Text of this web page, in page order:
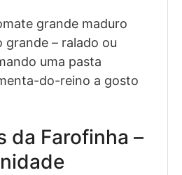
grande maduro
grande – ralado ou
uma pasta
do-reino a gosto
da Farofinha –